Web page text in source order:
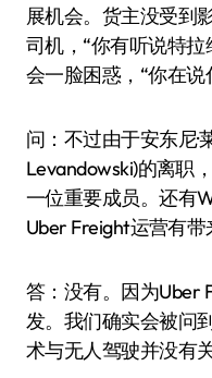
展机会。货主没受到
司机，“你有听说特拉
会一脸困惑，“你在说
问：不过由于安东尼
Levandowski)的离职
一位重要成员。还有
Uber Freight运营有带
答：没有。因为Uber
发。我们确实会被问
术与无人驾驶并没有关